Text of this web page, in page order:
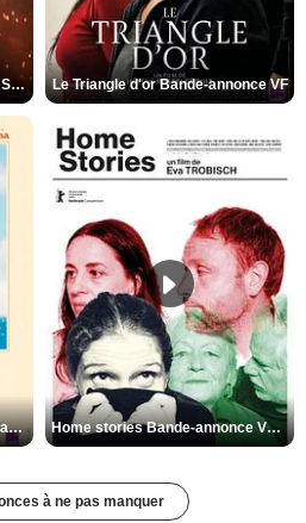
L'Odyssée Bande-annonce VO STFR Le Triangle d'or Bande-annonce VF
Les Matins merveilleux Bande-annonce VF Home stories Bande-annonce VO STFR
à ne pas manquer